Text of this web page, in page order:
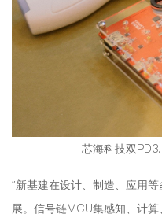
芯海科技双
“新基建在设计、制造、应用
展。信号链MCU集感知、计